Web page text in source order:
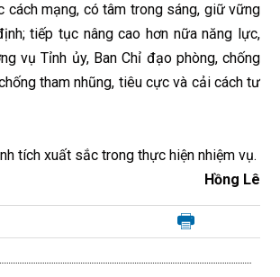
mạng, có tâm trong sáng, giữ vững
tiếp tục nâng cao hơn nữa năng lực,
vụ Tỉnh ủy, Ban Chỉ đạo phòng, chống
tham nhũng, tiêu cực và cải cách tư
tích xuất sắc trong thực hiện nhiệm vụ.
Hồng Lê